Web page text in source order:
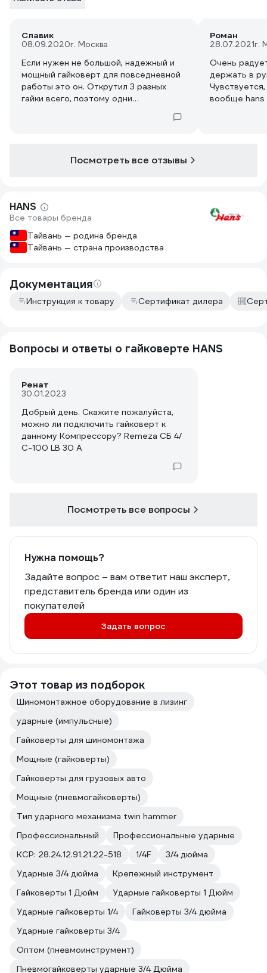
Славик
08.09.2020г. Москва
Если нужен не большой, надежный и
мощный гайковерт для повседневной
работы это он. Открутил 3 разных
гайки всего, поэтому одни
Роман
28.07.2021г.
Очень
держать в
вообще hans
Посмотреть все отзывы
HANS
Все товары бренда
Тайвань — родина бренда
Тайвань — страна производства
Документация
Инструкция к товару Сертификат дилера
Вопросы и ответы о гайковерте HANS
Ренат
30.01.2023
Добрый день. Скажите пожалуйста,
можно ли подключить гайковерт к
данному Компрессору? Remeza СБ 4/
С-100 LB 30 A
Посмотреть все вопросы
Нужна помощь?
Задайте вопрос – вам ответит наш эксперт,
представитель бренда или один из
покупателей
Задать вопрос
Этот товар из подборок
Шиномонтажное оборудование в лизинг
ударные (импульсные)
Гайковерты для шиномонтажа
Мощные (гайковерты)
Гайковерты для грузовых авто
Мощные (пневмогайковерты)
Тип ударного механизма twin hammer
Профессиональный
Профессиональные ударные
КСР: 28.24.12.91.21.22-518
1/4F
3/4 дюйма
Ударные 3/4 дюйма
Крепежный инструмент
Гайковерты 1 Дюйм
Ударные гайковерты 1 Дюйм
Ударные гайковерты 1/4
Гайковерты 3/4 дюйма
Ударные гайковерты 3/4
Оптом (пневмоинструмент)
Пневмогайковерты ударные 3/4 Дюйма